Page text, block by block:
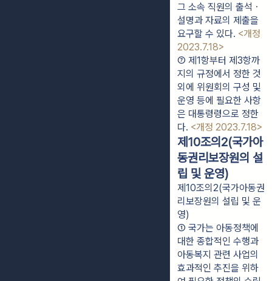
그 소속 직원의 출석ㆍ
설명과 자료의 제출을
요구할 수 있다. <개정
2023.7.18>
⑦ 제1항부터 제3항까
지의 규정에서 정한 것
외에 위원회의 구성 및
운영 등에 필요한 사항
은 대통령령으로 정한
다. <개정 2023.7.18>
제10조의2(국가아
동권리보장원의 설
립 및 운영)
제10조의2(국가아동권
리보장원의 설립 및 운
영)
① 국가는 아동정책에
대한 종합적인 수행과
아동복지 관련 사업의
효과적인 추진을 위하